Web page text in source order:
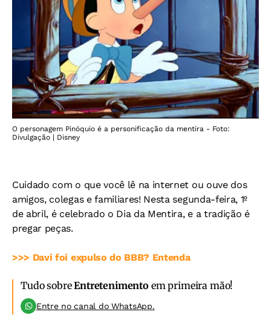
O personagem Pinóquio é a personificação da mentira - Foto:
Divulgação | Disney
Cuidado com o que você lê na internet ou ouve dos
amigos, colegas e familiares! Nesta segunda-feira, 1º
de abril, é celebrado o Dia da Mentira, e a tradição é
pregar peças.
>>> Davi foi expulso do BBB? Entenda
Tudo sobreEntretenimento em primeira mão!
Entre no canal do WhatsApp.